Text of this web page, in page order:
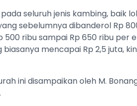
seluruh jenis kambing, baik
sebelumnya dibanderol Rp
ribu sampai Rp 650 ribu per
mencapai Rp 2,5 juta,
ini disampaikan oleh M.